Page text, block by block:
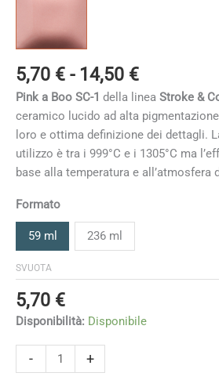
5,70 € - 14,50 €Fascia
di
prezzo:
da
5,70 €
a
Pink a Boo SC-1 della linea Stroke &
ceramico lucido ad alta
loro e ottima definizione dei dettagli.
utilizzo è tra i 999°C e i 1305°C ma
base alla temperatura e all’atmosfera
Formato
59 ml 236 ml
SVUOTA
5,70 €
Disponibilità: Disponibile
-
a
+